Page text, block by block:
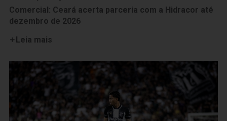
Comercial: Ceará acerta parceria com a Hidracor até
dezembro de 2026
Leia mais